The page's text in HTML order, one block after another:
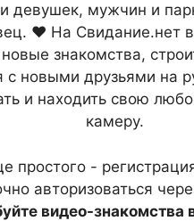
девушек, мужчин и
❤ На Свидание.нет
новые знакомства,
с новыми друзьями на
и находить свою
камеру.
простого -
авторизоваться
видео-знакомства